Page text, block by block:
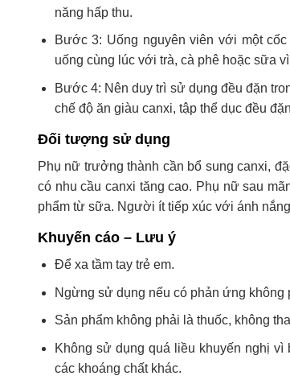
năng hấp thu.
Bước 3: Uống nguyên viên với một
uống cùng lúc với trà, cà phê hoặc sữa
Bước 4: Nên duy trì sử dụng đều đặn
chế độ ăn giàu canxi, tập thể dục đều
Đối tượng sử dụng
Phụ nữ trưởng thành cần bổ sung canxi,
có nhu cầu canxi tăng cao. Phụ nữ sau
phẩm từ sữa. Người ít tiếp xúc với ánh
Khuyến cáo – Lưu ý
Để xa tầm tay trẻ em.
Ngừng sử dụng nếu có phản ứng
Sản phẩm không phải là thuốc, không
Không sử dụng quá liều khuyến nghị
các khoáng chất khác.